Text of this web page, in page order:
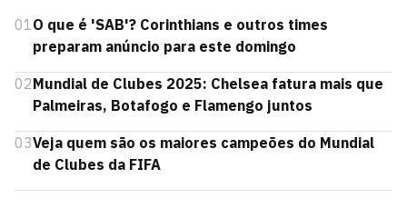
01O que é 'SAB'? Corinthians e outros times
preparam anúncio para este domingo
02Mundial de Clubes 2025: Chelsea fatura mais que
Palmeiras, Botafogo e Flamengo juntos
03Veja quem são os maiores campeões do Mundial
de Clubes da FIFA